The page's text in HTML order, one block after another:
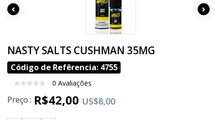
NASTY SALTS CUSHMAN 35MG
Código de Refêrencia: 4755
0 Avaliações
Preço : R$42,00 US$8,00